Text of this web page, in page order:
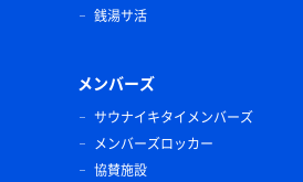
銭湯サ活
メンバーズ
サウナイキタイメンバーズ
メンバーズロッカー
協賛施設